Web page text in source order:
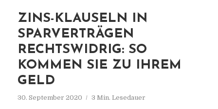
ZINS-KLAUSELN IN
SPARVERTRÄGEN
RECHTSWIDRIG: SO
KOMMEN SIE ZU IHREM
GELD
30. September 2020 3 Min. Lesedauer